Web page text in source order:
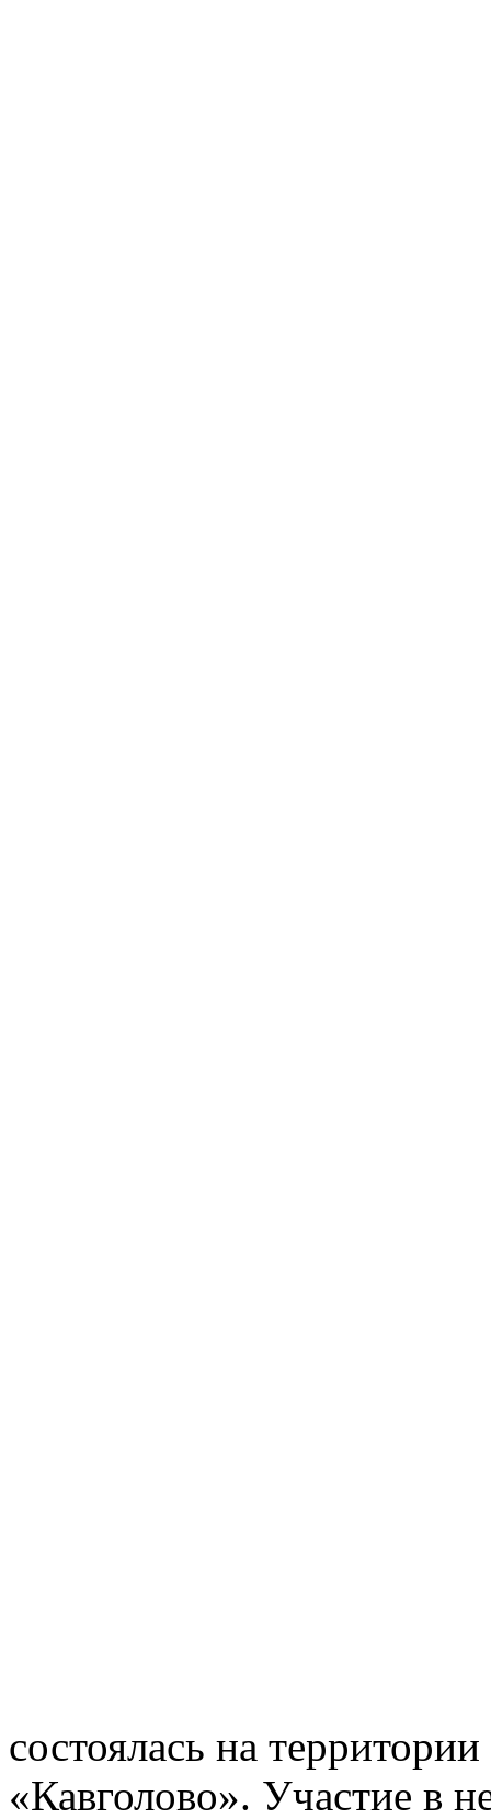
состоялась на
«Кавголово». Участие в